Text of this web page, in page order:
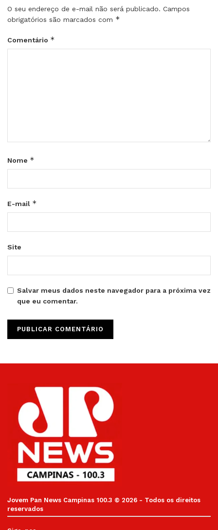
O seu endereço de e-mail não será publicado. Campos
obrigatórios são marcados com *
Comentário *
Nome *
E-mail *
Site
Salvar meus dados neste navegador para a próxima vez
que eu comentar.
Jovem Pan News Campinas 100.3 © 2026 - Todos os direitos
reservados